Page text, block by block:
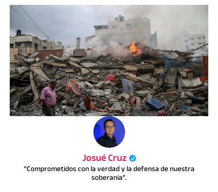
Josué Cruz
“Comprometidos con la verdad y la defensa de nuestra
soberanía”.